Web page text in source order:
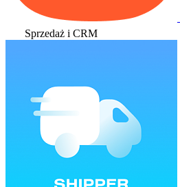
Sprzedaż i CRM